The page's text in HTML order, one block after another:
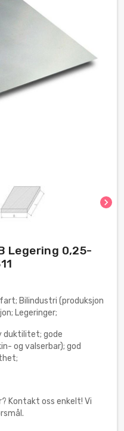
chevron_right
Legering 0,25-
Bilindustri (produksjon
Legeringer;
duktilitet; gode
og valserbar); god
Kontakt oss enkelt! Vi